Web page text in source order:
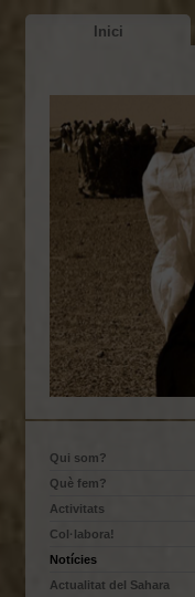
Inici
Qui som?
Què fem?
Activitats
Col·labora!
Notícies
Actualitat del Sahara